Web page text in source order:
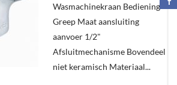
winkelmand
Wasmachinekraan Bediening
Greep Maat aansluiting
aanvoer 1/2"
Afsluitmechanisme Bovendeel
niet keramisch Materiaal...